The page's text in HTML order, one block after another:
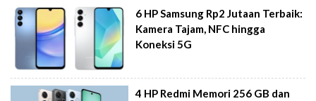
6 HP Samsung Rp2 Jutaan Terbaik:
Kamera Tajam, NFC hingga
Koneksi 5G
4 HP Redmi Memori 256 GB dan